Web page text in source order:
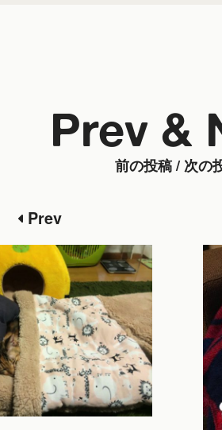
前の投稿 / 次の
Prev &
Prev